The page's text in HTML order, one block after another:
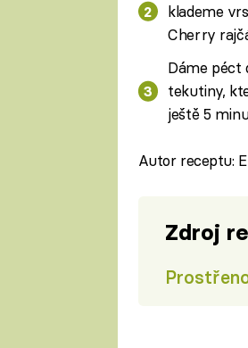
klademe
Cherry
Dáme péct
tekutiny,
ještě 5
Autor receptu:
Zdroj